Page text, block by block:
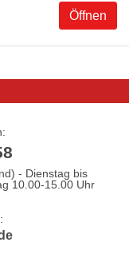
Öffnen
- Dienstag bis
10.00-15.00 Uhr